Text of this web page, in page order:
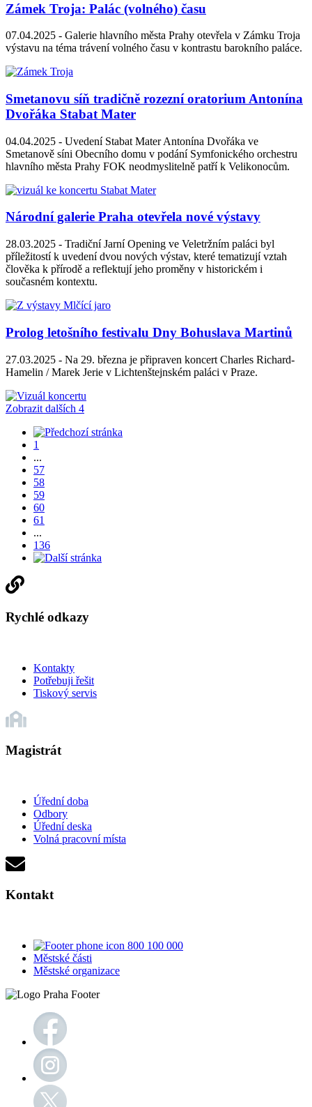
Zámek Troja: Palác (volného) času
07.04.2025 - Galerie hlavního města Prahy otevřela v Zámku Troja
výstavu na téma trávení volného času v kontrastu barokního paláce.
Smetanovu síň tradičně rozezní oratorium Antonína
Dvořáka Stabat Mater
04.04.2025 - Uvedení Stabat Mater Antonína Dvořáka ve
Smetanově síni Obecního domu v podání Symfonického orchestru
hlavního města Prahy FOK neodmyslitelně patří k Velikonocům.
Národní galerie Praha otevřela nové výstavy
28.03.2025 - Tradiční Jarní Opening ve Veletržním paláci byl
příležitostí k uvedení dvou nových výstav, které tematizují vztah
člověka k přírodě a reflektují jeho proměny v historickém i
současném kontextu.
Prolog letošního festivalu Dny Bohuslava Martinů
27.03.2025 - Na 29. března je připraven koncert Charles Richard-
Hamelin / Marek Jerie v Lichtenštejnském paláci v Praze.
Zobrazit dalších 4
1
...
57
58
59
60
61
...
136
Rychlé odkazy
Kontakty
Potřebuji řešit
Tiskový servis
Magistrát
Úřední doba
Odbory
Úřední deska
Volná pracovní místa
Kontakt
800 100 000
Městské části
Městské organizace